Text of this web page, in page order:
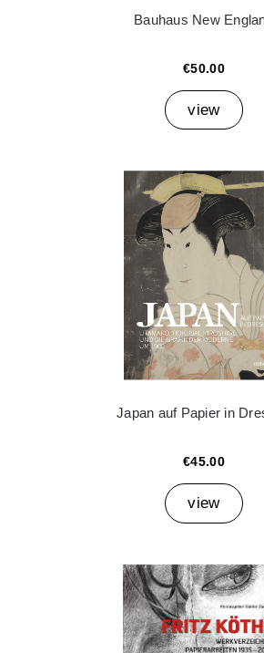
Bauhaus New
€50.00
view
Japan auf Papier in
€45.00
view